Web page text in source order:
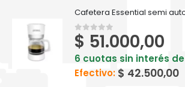
0out of 5
$ 51.000,00
6 cuotas sin interés de
Efectivo: $ 42.500,00